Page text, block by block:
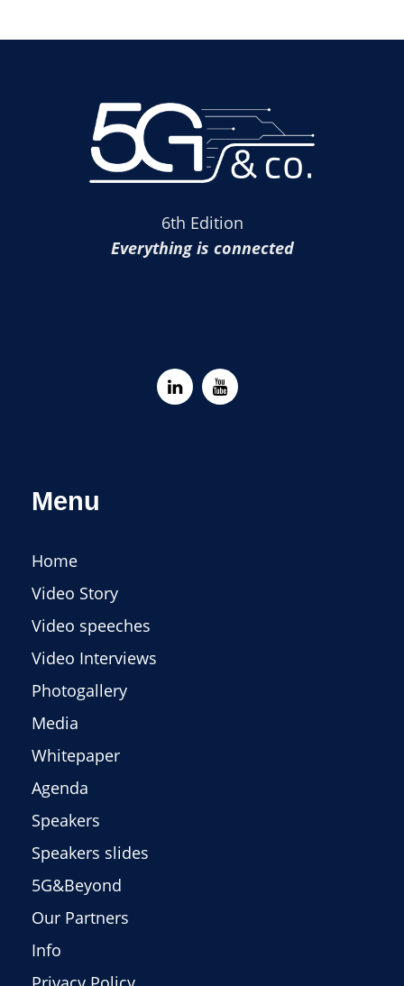
6th Edition
Everything is connected
Menu
Home
Video Story
Video speeches
Video Interviews
Photogallery
Media
Whitepaper
Agenda
Speakers
Speakers slides
5G&Beyond
Our Partners
Info